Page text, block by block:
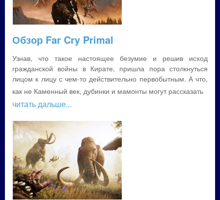
Обзор Far Cry Primal
Узнав, что такое настоящее безумие и решив исход
гражданской войны в Кирате, пришла пора столкнуться
лицом к лицу с чем-то действительно первобытным. А что,
как не Каменный век, дубинки и мамонты могут рассказать
читать дальше...